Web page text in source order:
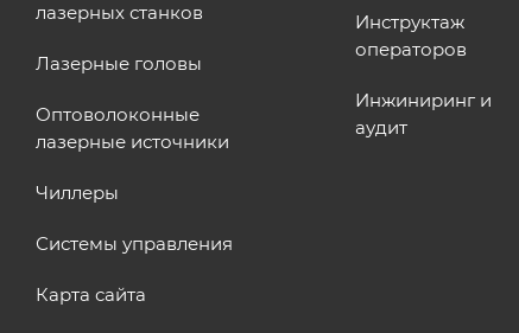
лазерных станков
Лазерные головы
Оптоволоконные
лазерные источники
Чиллеры
Системы управления
Карта сайта
Инструктаж
операторов
Инжиниринг и
аудит